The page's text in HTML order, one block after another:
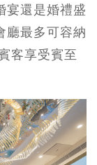
宴還是婚禮盛
廳最多可容納
客享受賓至